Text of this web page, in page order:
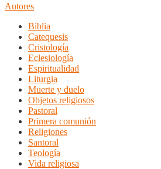
Autores
Biblia
Catequesis
Cristología
Eclesiología
Espiritualidad
Liturgia
Muerte y duelo
Objetos religiosos
Pastoral
Primera comunión
Religiones
Santoral
Teología
Vida religiosa